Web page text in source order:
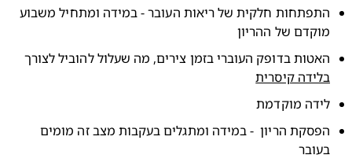
התפתחות חלקית של ריאות העובר - במידה ומתחיל משבוע
של ההריון
בדופק העוברי בזמן צירים, מה שעלול להוביל לצורך
קיסרית
מוקדמת
הפסקת הריון  - במידה ומתגלים בעקבות מצב זה מומים